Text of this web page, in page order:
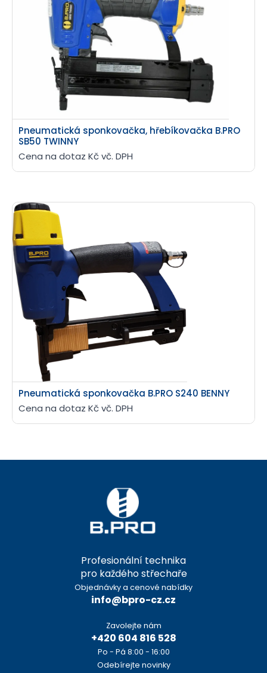
Pneumatická sponkovačka, hřebíkovačka B.PRO
SB50 TWINNY
Cena na dotaz Kč vč. DPH
Pneumatická sponkovačka B.PRO S240 BENNY
Cena na dotaz Kč vč. DPH
Profesionální technika
pro každého střechaře
Objednávky a cenové nabídky
info@bpro-cz.cz
Zavolejte nám
+420 604 816 528
Po - Pá 8:00 - 16:00
Odebírejte novinky